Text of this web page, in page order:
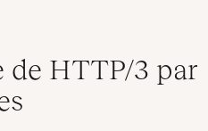
de HTTP/3 par